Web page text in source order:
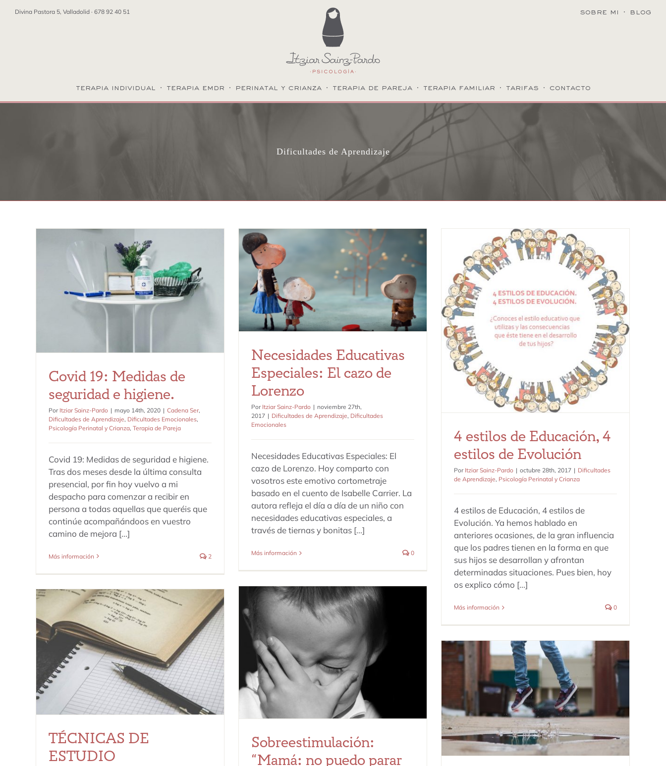
Divina Pastora 5, Valladolid · 678 92 40 51 sobre mi · blog
terapia individual · terapia emdr · perinatal y crianza · terapia de pareja · terapia familiar · tarifas · contacto
Dificultades de Aprendizaje
Covid 19: Medidas de seguridad e
higiene.
Cadena Ser Dificultades de Aprendizaje Dificultades
Psicología Perinatal y Crianza
Pareja
Covid 19: Medidas de
seguridad e higiene.
Por Itziar Sainz-Pardo | mayo 14th, 2020 | Cadena Ser,
Dificultades de Aprendizaje, Dificultades Emocionales,
Psicología Perinatal y Crianza, Terapia de Pareja
Covid 19: Medidas de seguridad e higiene.
Tras dos meses desde la última consulta
presencial, por fin hoy vuelvo a mi
despacho para comenzar a recibir en
persona a todas aquellas que queréis que
continúe acompañándoos en vuestro
camino de mejora [...]
Más información 2
Necesidades Educativas Especiales:
El cazo de Lorenzo
Dificultades de Aprendizaje Dificultades Emocionales
Necesidades Educativas
Especiales: El cazo de
Lorenzo
Por Itziar Sainz-Pardo | noviembre 27th,
2017 | Dificultades de Aprendizaje, Dificultades
Emocionales
Necesidades Educativas Especiales: El
cazo de Lorenzo. Hoy comparto con
vosotros este emotivo cortometraje
basado en el cuento de Isabelle Carrier. La
autora refleja el día a día de un niño con
necesidades educativas especiales, a
través de tiernas y bonitas [...]
Más información 0
4 estilos de Educación, 4 estilos de
Evolución
Dificultades de Aprendizaje Psicología Perinatal y
Crianza
4 estilos de Educación, 4
estilos de Evolución
Por Itziar Sainz-Pardo | octubre 28th, 2017 | Dificultades
de Aprendizaje, Psicología Perinatal y Crianza
4 estilos de Educación, 4 estilos de
Evolución. Ya hemos hablado en
anteriores ocasiones, de la gran influencia
que los padres tienen en la forma en que
sus hijos se desarrollan y afrontan
determinadas situaciones. Pues bien, hoy
os explico cómo [...]
Más información 0
Sobreestimulación: “Mamá: no
puedo parar los pensamientos que
me llegan a la cabeza”
Dificultades de Aprendizaje Dificultades Emocionales
Sobreestimulación:
“Mamá: no puedo parar
TÉCNICAS DE ESTUDIO
Dificultades de Aprendizaje
TÉCNICAS DE
ESTUDIO
HIPERACTIVIDAD e
IMPULSIVIDAD
Dificultades de Aprendizaje